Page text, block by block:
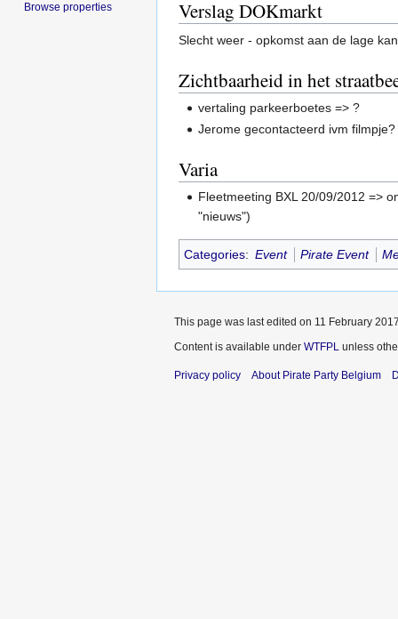
Verslag DOKmarkt
Slecht weer - opkomst aan de lage
Zichtbaarheid in het
vertaling parkeerboetes => ?
Jerome gecontacteerd ivm
Varia
Fleetmeeting BXL 20/09/2012 =>
"nieuws")
Categories: Event Pirate Event
Browse properties
This page was last edited on 11 February
Content is available under WTFPL unless
Privacy policy About Pirate Party Belgium